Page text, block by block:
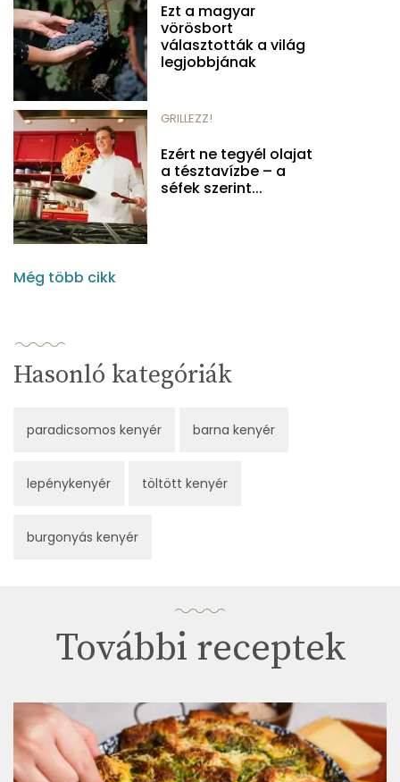
Ezt a magyar
vörösbort
választották a világ
legjobbjának
GRILLEZZ!
Ezért ne tegyél olajat
a tésztavízbe – a
séfek szerint...
Még több cikk
Hasonló kategóriák
paradicsomos kenyér barna kenyér
lepénykenyér töltött kenyér
burgonyás kenyér
További receptek